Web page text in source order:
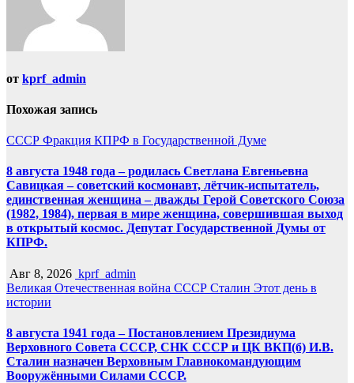
от kprf_admin
Похожая запись
СССР Фракция КПРФ в Государственной Думе
8 августа 1948 года – родилась Светлана Евгеньевна
Савицкая – советский космонавт, лётчик-испытатель,
единственная женщина – дважды Герой Советского Союза
(1982, 1984), первая в мире женщина, совершившая выход
в открытый космос. Депутат Государственной Думы от
КПРФ.
Авг 8, 2026 kprf_admin
Великая Отечественная война СССР Сталин Этот день в
истории
8 августа 1941 года – Постановлением Президиума
Верховного Совета СССР, СНК СССР и ЦК ВКП(б) И.В.
Сталин назначен Верховным Главнокомандующим
Вооружёнными Силами СССР.